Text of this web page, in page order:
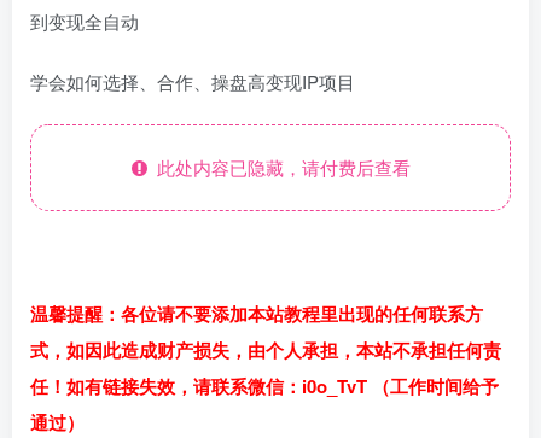
到变现全自动
学会如何选择、合作、操盘高变现IP项目
此处内容已隐藏，请付费后查看
温馨提醒：各位请不要添加本站教程里出现的任何联系方
式，如因此造成财产损失，由个人承担，本站不承担任何责
任！如有链接失效，请联系微信：i0o_TvT （工作时间给予
通过）